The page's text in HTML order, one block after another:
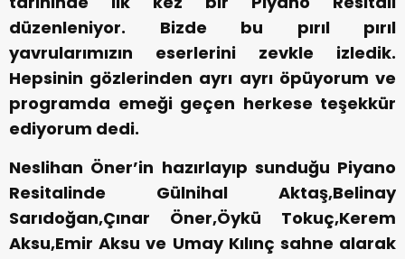
düzenleniyor. Bizde bu pırıl pırıl
yavrularımızın eserlerini zevkle izledik.
Hepsinin gözlerinden ayrı ayrı öpüyorum ve
programda emeği geçen herkese teşekkür
ediyorum dedi.
Neslihan Öner’in hazırlayıp sunduğu Piyano
Resitalinde Gülnihal Aktaş,Belinay
Sarıdoğan,Çınar Öner,Öykü Tokuç,Kerem
Aksu,Emir Aksu ve Umay Kılınç sahne alarak